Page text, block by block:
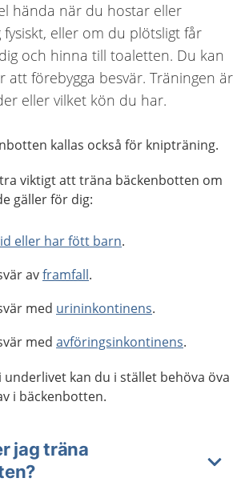
hända när du hostar eller
eller om du plötsligt får
och hinna till toaletten. Du kan
att förebygga besvär. Träningen är
eller vilket kön du har.
kallas också för knipträning.
viktigt att träna bäckenbotten om
gäller för dig:
eller har fött barn.
avframfall.
med urininkontinens.
med avföringsinkontinens.
kan du i stället behöva öva
i bäckenbotten.
jag träna